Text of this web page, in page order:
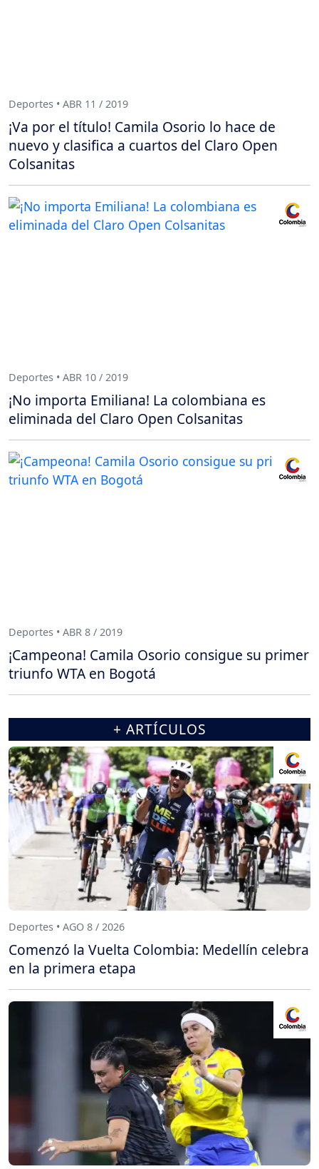
Deportes • ABR 11 / 2019
¡Va por el título! Camila Osorio lo hace de
nuevo y clasifica a cuartos del Claro Open
Colsanitas
Deportes • ABR 10 / 2019
¡No importa Emiliana! La colombiana es
eliminada del Claro Open Colsanitas
Deportes • ABR 8 / 2019
¡Campeona! Camila Osorio consigue su primer
triunfo WTA en Bogotá
+ ARTÍCULOS
Deportes • AGO 8 / 2026
Comenzó la Vuelta Colombia: Medellín celebra
en la primera etapa